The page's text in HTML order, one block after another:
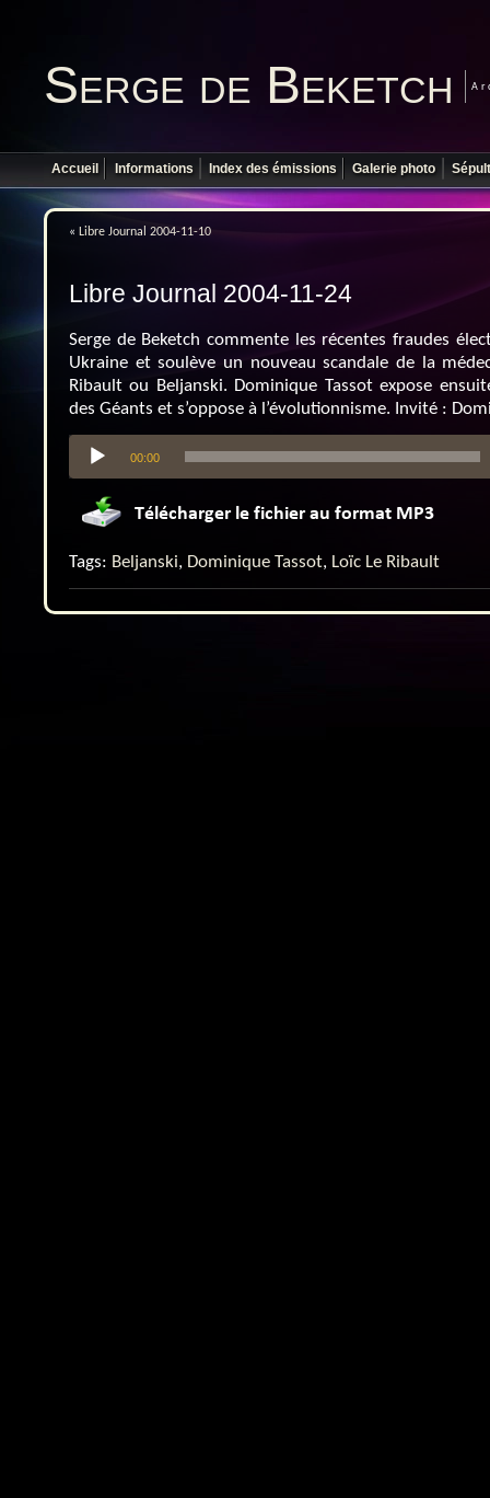
Serge de Beketch
Accueil Informations Index des émissions Galerie photo
« Libre Journal 2004-11-10
Libre Journal 2004-11-24
Serge de Beketch commente les récentes fraudes
Ukraine et soulève un nouveau scandale de la
Ribault ou Beljanski. Dominique Tassot expose
des Géants et s’oppose à l’évolutionnisme. Invité :
Lecteur
audio
00:00
Tags: Beljanski, Dominique Tassot, Loïc Le Ribault